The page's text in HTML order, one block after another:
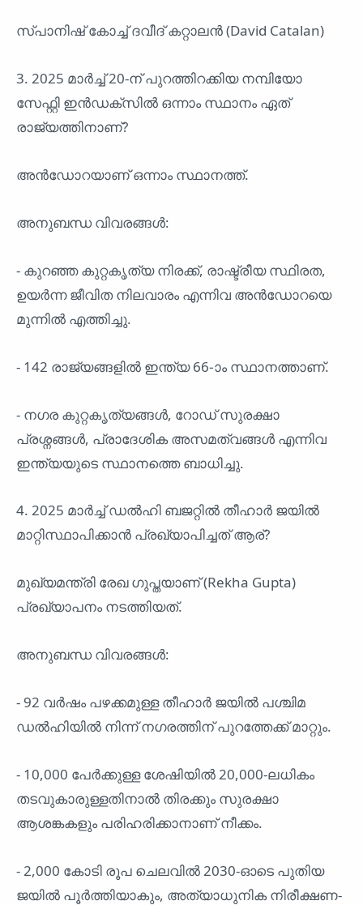
സ്പാനിഷ് കോച്ച് ദവീദ് കറ്റാലൻ (David Catalan)
3. 2025 മാർച്ച് 20-ന് പുറത്തിറക്കിയ നമ്പിയോ
സേഫ്റ്റി ഇൻഡക്സിൽ ഒന്നാം സ്ഥാനം ഏത്
രാജ്യത്തിനാണ്?
അൻഡോറയാണ് ഒന്നാം സ്ഥാനത്ത്.
അനുബന്ധ വിവരങ്ങൾ:
- കുറഞ്ഞ കുറ്റകൃത്യ നിരക്ക്, രാഷ്ട്രീയ സ്ഥിരത,
ഉയർന്ന ജീവിത നിലവാരം എന്നിവ അൻഡോറയെ
മുന്നിൽ എത്തിച്ചു.
- 142 രാജ്യങ്ങളിൽ ഇന്ത്യ 66-ാം സ്ഥാനത്താണ്.
- നഗര കുറ്റകൃത്യങ്ങൾ, റോഡ് സുരക്ഷാ
പ്രശ്നങ്ങൾ, പ്രാദേശിക അസമത്വങ്ങൾ എന്നിവ
ഇന്ത്യയുടെ സ്ഥാനത്തെ ബാധിച്ചു.
4. 2025 മാർച്ച് ഡൽഹി ബജറ്റിൽ തീഹാർ ജയിൽ
മാറ്റിസ്ഥാപിക്കാൻ പ്രഖ്യാപിച്ചത് ആര്?
മുഖ്യമന്ത്രി രേഖ ഗുപ്തയാണ് (Rekha Gupta)
പ്രഖ്യാപനം നടത്തിയത്.
അനുബന്ധ വിവരങ്ങൾ:
- 92 വർഷം പഴക്കമുള്ള തീഹാർ ജയിൽ പശ്ചിമ
ഡൽഹിയിൽ നിന്ന് നഗരത്തിന് പുറത്തേക്ക് മാറ്റും.
- 10,000 പേർക്കുള്ള ശേഷിയിൽ 20,000-ലധികം
തടവുകാരുള്ളതിനാൽ തിരക്കും സുരക്ഷാ
ആശങ്കകളും പരിഹരിക്കാനാണ് നീക്കം.
- 2,000 കോടി രൂപ ചെലവിൽ 2030-ഓടെ പുതിയ
ജയിൽ പൂർത്തിയാകും, അത്യാധുനിക നിരീക്ഷണ-